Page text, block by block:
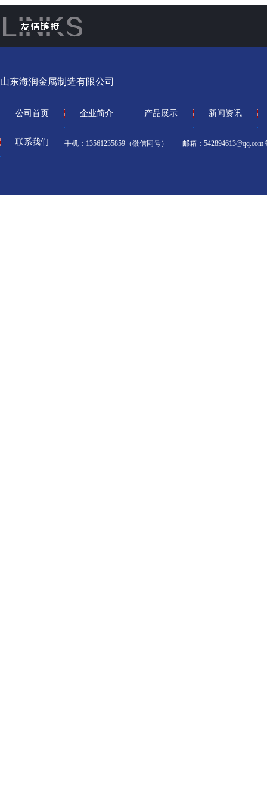
山东海润金属制造有限公司
公司首页 企业简介 产品展示 新闻资讯
联系我们 手机：13561235859（微信同号） 邮箱：542894613@qq.com